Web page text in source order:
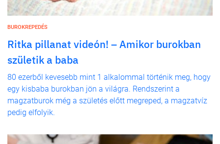
BUROKREPEDÉS
Ritka pillanat videón! – Amikor burokban
születik a baba
80 ezerből kevesebb mint 1 alkalommal történik meg, hogy
egy kisbaba burokban jön a világra. Rendszerint a
magzatburok még a születés előtt megreped, a magzatvíz
pedig elfolyik.